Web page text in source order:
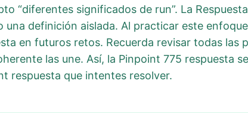
“diferentes significados de run”. La
una definición aislada. Al practicar este
en futuros retos. Recuerda revisar todas las
las une. Así, la Pinpoint 775 respuesta
respuesta que intentes resolver.